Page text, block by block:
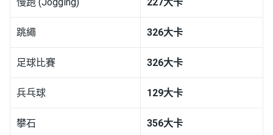
跳繩 326大卡
足球比賽 326大卡
兵乓球 129大卡
攀石 356大卡